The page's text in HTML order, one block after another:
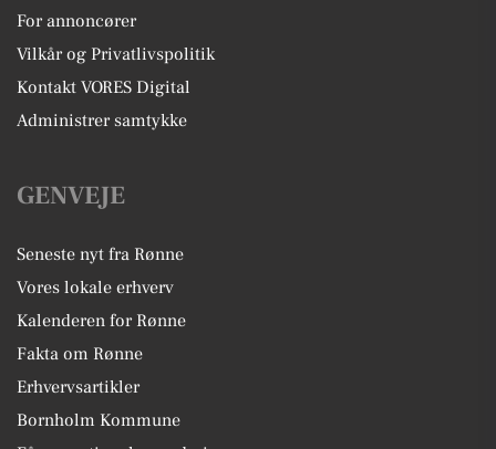
For annoncører
Vilkår og Privatlivspolitik
Kontakt VORES Digital
Administrer samtykke
GENVEJE
Seneste nyt fra Rønne
Vores lokale erhverv
Kalenderen for Rønne
Fakta om Rønne
Erhvervsartikler
Bornholm Kommune